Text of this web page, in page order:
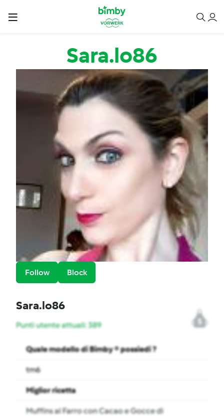
Salta al contenuto principale
Sara.lo86
Follow Block
Sara.lo86
5
Punti utente attuali: 389
Quale modello di Bimby ® possiedi ?
tm6
Miglior ricetta
Muffins al Farro con Cacao e Gocce di